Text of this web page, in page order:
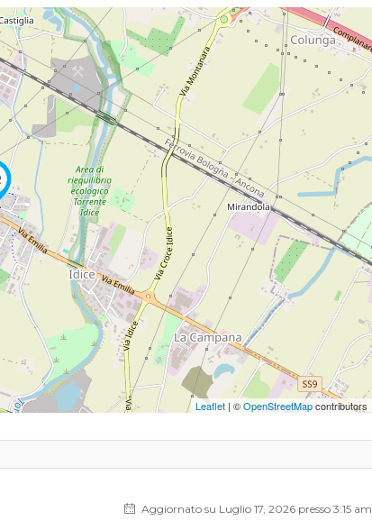
Leaflet| ©OpenStreetMapcontributors
Aggiornato su Luglio 17, 2026 presso 3:15 am